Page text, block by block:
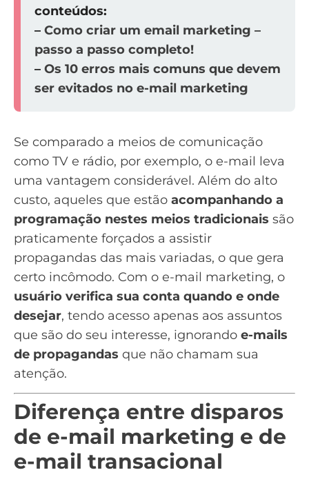
conteúdos:
– Como criar um email marketing –
passo a passo completo!
– Os 10 erros mais comuns que devem
ser evitados no e-mail marketing
Se comparado a meios de comunicação
como TV e rádio, por exemplo, o e-mail leva
uma vantagem considerável. Além do alto
custo, aqueles que estão acompanhando a
programação nestes meios tradicionais são
praticamente forçados a assistir
propagandas das mais variadas, o que gera
certo incômodo. Com o e-mail marketing, o
usuário verifica sua conta quando e onde
desejar, tendo acesso apenas aos assuntos
que são do seu interesse, ignorando e-mails
de propagandas que não chamam sua
atenção.
Diferença entre disparos
de e-mail marketing e de
e-mail transacional